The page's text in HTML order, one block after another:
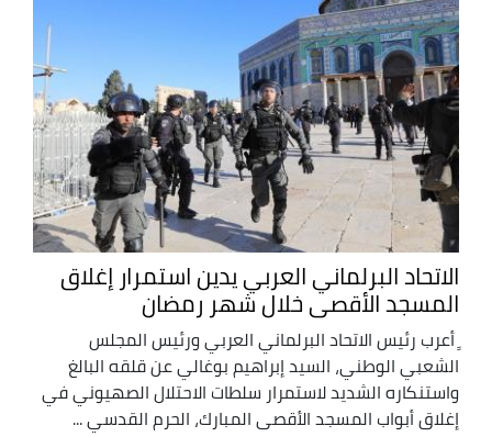
الاتحاد البرلماني العربي يدين استمرار إغلاق
المسجد الأقصى خلال شهر رمضان
ٍ أعرب رئيس الاتحاد البرلماني العربي ورئيس المجلس
الشعبي الوطني، السيد إبراهيم بوغالي عن قلقه البالغ
واستنكاره الشديد لاستمرار سلطات الاحتلال الصهيوني في
إغلاق أبواب المسجد الأقصى المبارك، الحرم القدسي ...